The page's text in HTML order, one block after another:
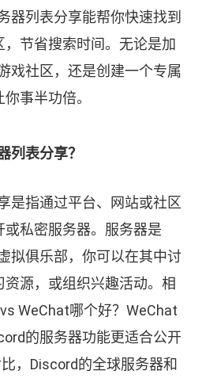
器列表分享能帮你快速找到
节省搜索时间。无论是加
戏社区，还是创建一个专属
事半功倍。
列表分享？
是指通过平台、网站或社区
私密服务器。服务器是
拟俱乐部，你可以在其中讨
源，或组织兴趣活动。相
WeChat哪个好？WeChat
的服务器功能更适合公开
，Discord的全球服务器和